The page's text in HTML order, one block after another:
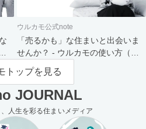
ウルカモ公式note
「売るかも」な住まいと出会いま
せんか？ - ウルカモの使い方（買
主さま向け）
トップを見る
JOURNAL
人生を彩る住まいメディア